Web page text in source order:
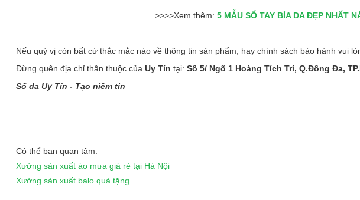
>>>>Xem thêm:5 MẪU SỔ TAY BÌA DA ĐẸP NHẤT
Nếu quý vị còn bất cứ thắc mắc nào về thông tin sản phẩm, hay chính sách bảo hành vui
Đừng quên địa chỉ thân thuộc của Uy Tín tại: Số 5/ Ngõ 1 Hoàng Tích Trí, Q.Đống Đa,
Sổ da Uy Tín - Tạo niềm tin
Có thể bạn quan tâm:
Xưởng sản xuất áo mưa giá rẻ tại Hà Nội
Xưởng sản xuất balo quà tặng